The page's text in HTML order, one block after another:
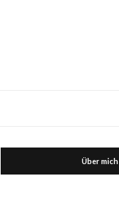
Über mich